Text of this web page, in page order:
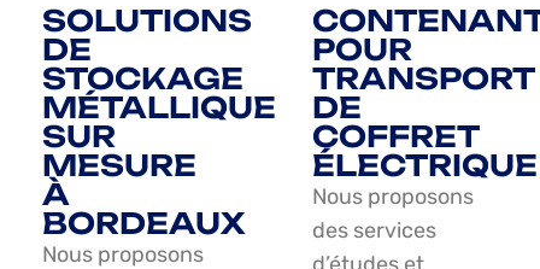
SOLUTIONS
DE
STOCKAGE
MÉTALLIQUE
SUR
MESURE
À
BORDEAUX
Nous proposons
POUR
TRANSPORT
DE
COFFRET
ÉLECTRIQUE
Nous proposons
des services